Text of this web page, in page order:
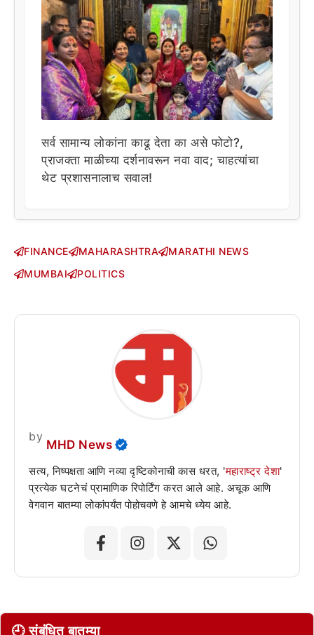
सर्व सामान्य लोकांना काढू देता का असे फोटो?,
प्राजक्ता माळीच्या दर्शनावरून नवा वाद; चाहत्यांचा
थेट प्रशासनालाच सवाल!
FINANCE MAHARASHTRA
MARATHI NEWS
MUMBAI
POLITICS
by
MHD News
सत्य, निष्पक्षता आणि नव्या दृष्टिकोनाची कास धरत, 'महाराष्ट्र देशा'
प्रत्येक घटनेचं प्रामाणिक रिपोर्टिंग करत आले आहे. अचूक आणि
वेगवान बातम्या लोकांपर्यंत पोहोचवणे हे आमचे ध्येय आहे.
🕘 संबंधित बातम्या